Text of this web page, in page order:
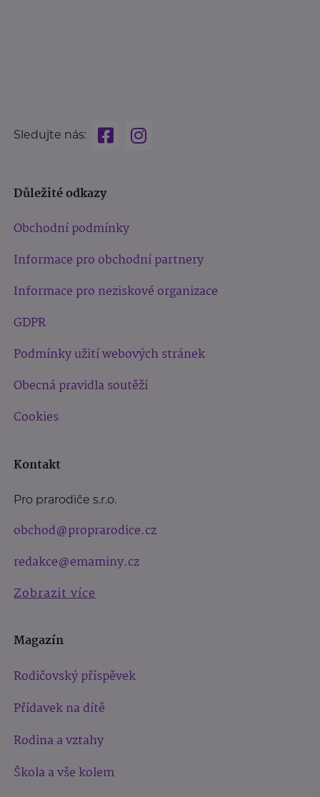
Sledujte nás:
Důležité odkazy
Obchodní podmínky
Informace pro obchodní partnery
Informace pro neziskové organizace
GDPR
Podmínky užití webových stránek
Obecná pravidla soutěží
Cookies
Kontakt
Pro prarodiče s.r.o.
obchod@proprarodice.cz
redakce@emaminy.cz
Zobrazit více
Magazín
Rodičovský příspěvek
Přídavek na dítě
Rodina a vztahy
Škola a vše kolem